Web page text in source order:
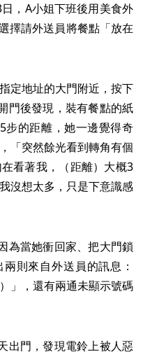
，A小姐下班後用美食外
擇請外送員將餐點「放在
定地址的大門附近，按下
門後發現，裝有餐點的紙
步的距離，她一邊覺得奇
「突然餘光看到轉角有個
看著我，（距離）大概3
沒想太多，只是下意識感
為當她衝回家、把大門鎖
則來自外送員的訊息：
」，還有兩通未顯示號碼
出門，發現電鈴上被人惡